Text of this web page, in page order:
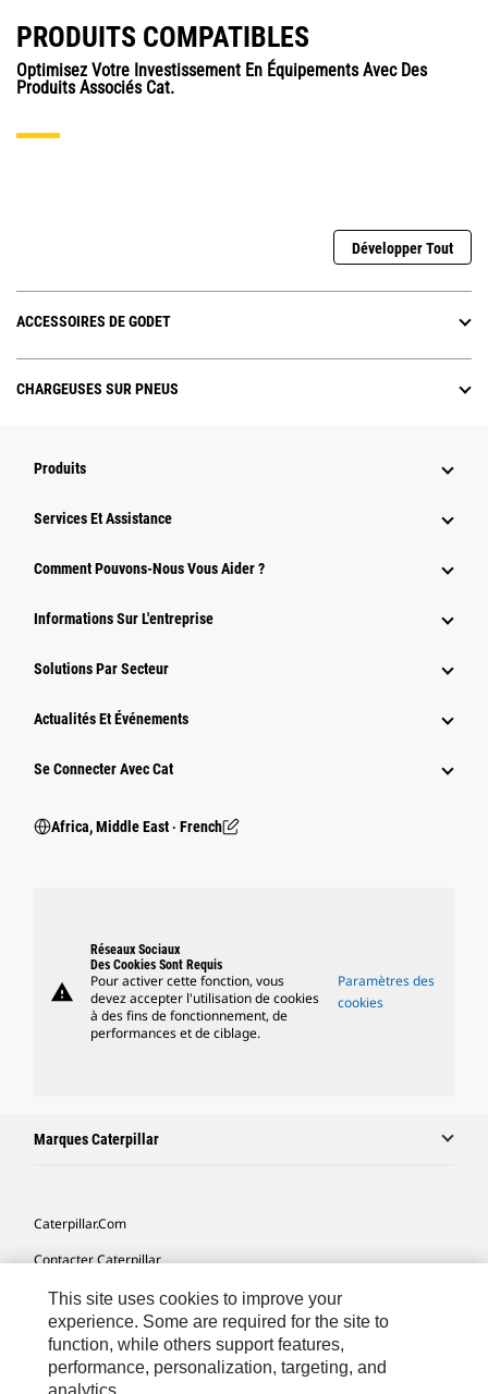
PRODUITS COMPATIBLES
Optimisez Votre Investissement En Équipements Avec Des
Produits Associés Cat.
Développer Tout
ACCESSOIRES DE GODET
CHARGEUSES SUR PNEUS
Produits
Services Et Assistance
Comment Pouvons-Nous Vous Aider ?
Informations Sur L'entreprise
Solutions Par Secteur
Actualités Et Événements
Se Connecter Avec Cat
Africa, Middle East ‧ French
warning
Réseaux Sociaux
Des Cookies Sont Requis
Pour activer cette fonction, vous
devez accepter l'utilisation de cookies
à des fins de fonctionnement, de
performances et de ciblage.
Paramètres des
cookies
Marques Caterpillar
Caterpillar.com
Contacter Caterpillar
Mes Préférences Marketing
Plan Du Site
Cookie Settings
This site uses cookies to improve your
experience. Some are required for the site to
function, while others support features,
performance, personalization, targeting, and
analytics.